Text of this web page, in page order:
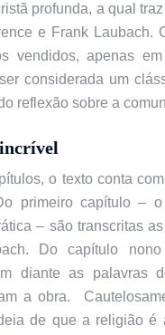
profunda, a qual
e Frank Laubach.
vendidos, apenas
considerada um
reflexão sobre a
o texto conta
primeiro capítulo –
– são transcritas
Do capítulo
diante as palavras
a obra.
de que a religião é